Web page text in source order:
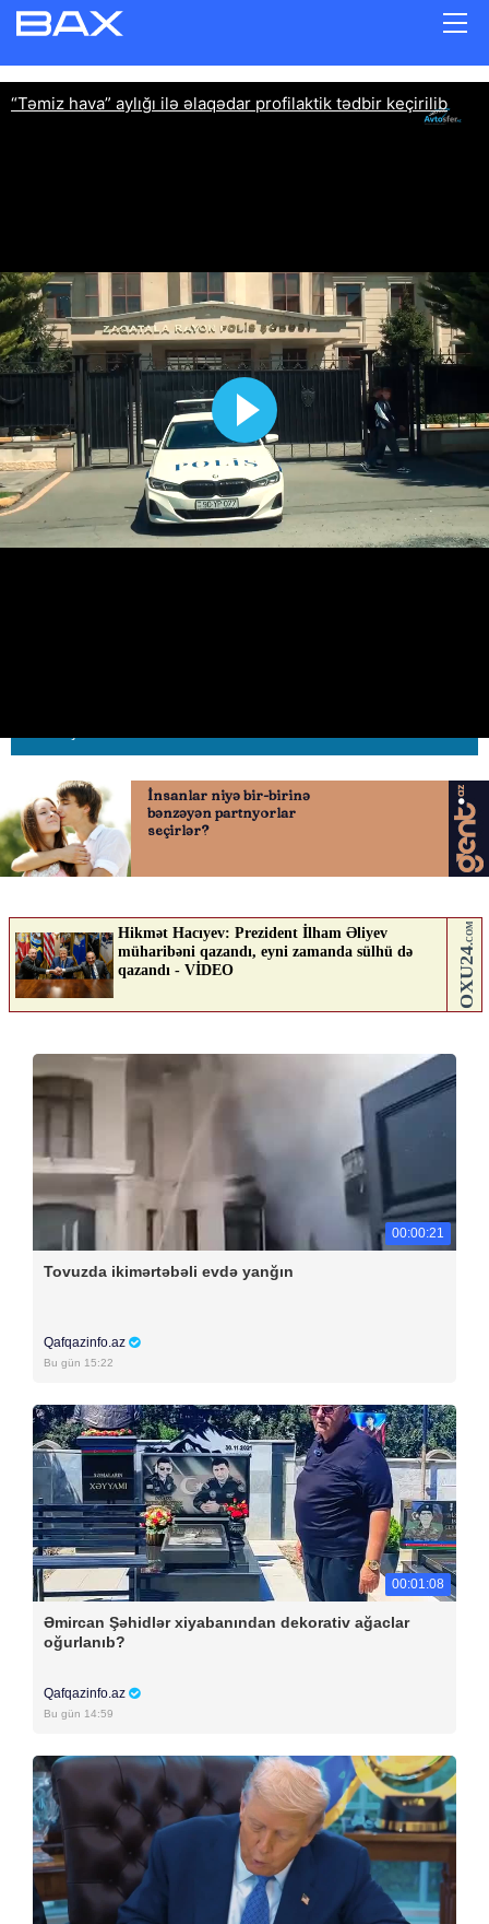
“Təmiz hava” aylığı ilə əlaqədar
00:00:21
Tovuzda ikimərtəbəli evdə yanğın
Qafqazinfo.az
Bu gün 15:22
00:01:08
Əmircan Şəhidlər xiyabanından dekorativ ağaclar
oğurlanıb?
Qafqazinfo.az
Bu gün 14:59